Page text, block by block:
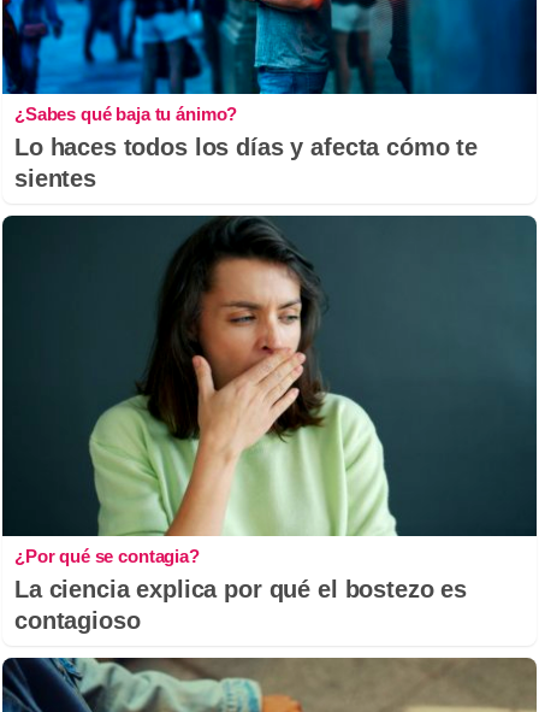
¿Sabes qué baja tu ánimo?
Lo haces todos los días y afecta cómo te
sientes
¿Por qué se contagia?
La ciencia explica por qué el bostezo es
contagioso